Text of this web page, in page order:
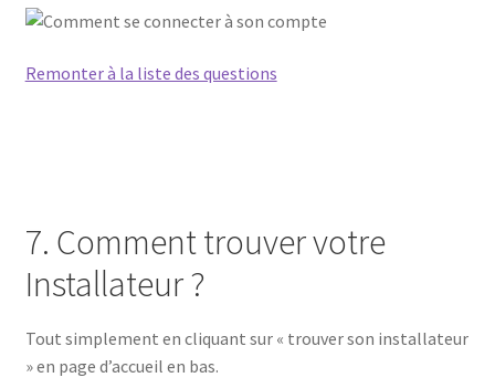
Remonter à la liste des questions
7. Comment trouver votre
Installateur ?
Tout simplement en cliquant sur « trouver son installateur
» en page d’accueil en bas.